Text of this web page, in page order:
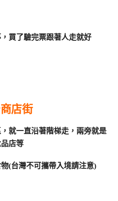
買了驗完票跟著人走就好
店街
就一直沿著階梯走，兩旁就是
店等
(台灣不可攜帶入境請注意)